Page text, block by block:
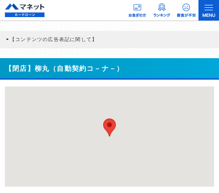
【コンテンツの広告表記に関して】
商品を根拠なくPRするものではなく、当編集部の調査／ユーザーへの口コミ収集な
どに基づき、公平性を担保した情報提供を行っています。
>提携企業一覧
【閉店】柳丸（自動契約コ－ナ－）